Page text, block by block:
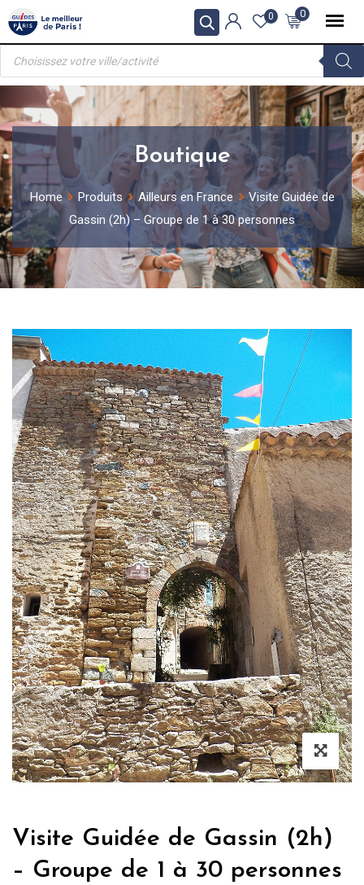
Skip
to
content
0
0
Recherche
produits
Boutique
Home Produits Ailleurs en France
Visite Guidée de
Gassin (2h) – Groupe de 1 à 30 personnes
Visite Guidée de Gassin (2h)
– Groupe de 1 à 30 personnes